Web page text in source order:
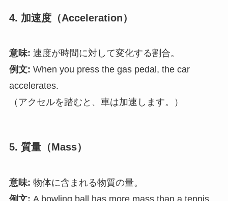
4. 加速度（Acceleration）
意味: 速度が時間に対して変化する割合。
例文: When you press the gas pedal, the car
accelerates.
（アクセルを踏むと、車は加速します。）
5. 質量（Mass）
意味: 物体に含まれる物質の量。
例文: A bowling ball has more mass than a tennis